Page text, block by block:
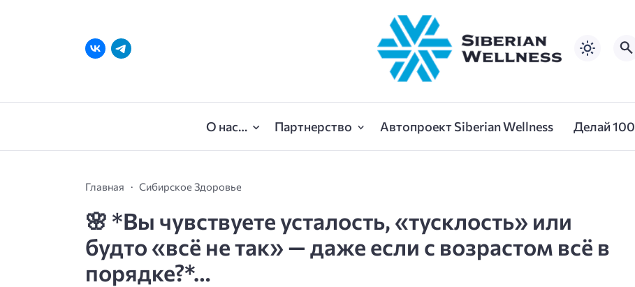
О нас… Партнерство Автопроект Siberian Wellness Делай 100
Главная Сибирское Здоровье
🌸 *Вы чувствуете усталость, «тусклость» или
будто «всё не так» — даже если с возрастом всё в
порядке?*…